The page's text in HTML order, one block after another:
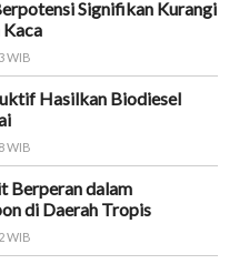
Signifikan Kurangi
Kaca
WIB
Hasilkan Biodiesel
WIB
Berperan dalam
di Daerah Tropis
WIB